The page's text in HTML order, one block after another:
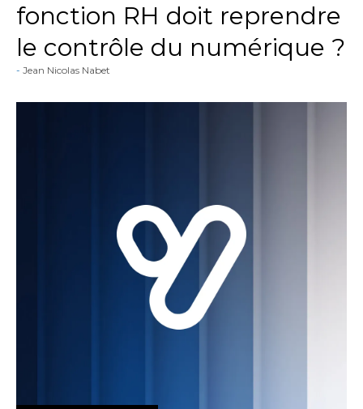
fonction RH doit reprendre
le contrôle du numérique ?
Jean Nicolas Nabet